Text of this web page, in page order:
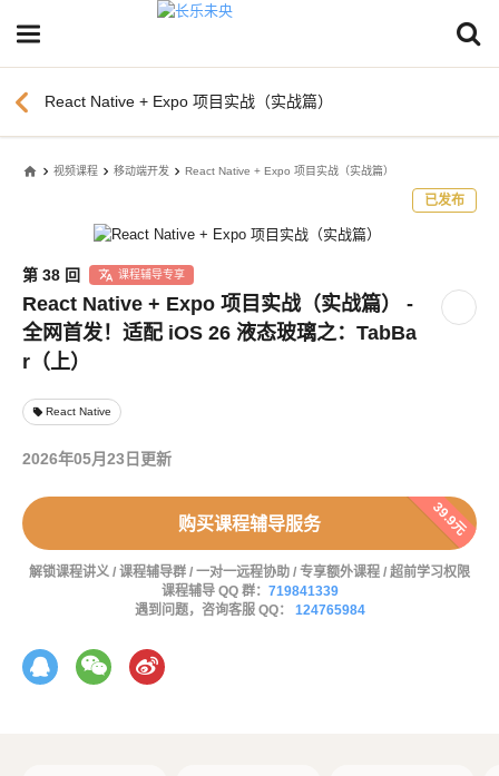
chevron_left React Native + Expo 项目实战（实战篇）
home 视频课程 移动端开发 React Native + Expo 项目实战（实战篇）
已发布
第 38 回 课程辅导专享
React Native + Expo 项目实战（实战篇） -
全网首发！适配 iOS 26 液态玻璃之：TabBa
r（上）
local_offer React Native
2026年05月23日更新
购买课程辅导服务 39.9元
解锁课程讲义 / 课程辅导群 / 一对一远程协助 / 专享额外课程 / 超前学习权限
课程辅导 QQ 群： 719841339
遇到问题，咨询客服 QQ： 124765984